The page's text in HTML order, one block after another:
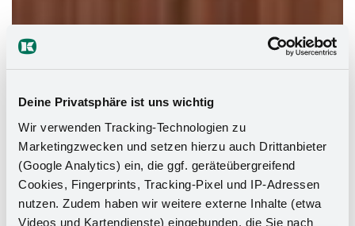
Deine Privatsphäre ist uns wichtig
Wir verwenden Tracking-Technologien zu
Marketingzwecken und setzen hierzu auch Drittanbieter
(Google Analytics) ein, die ggf. geräteübergreifend
Cookies, Fingerprints, Tracking-Pixel und IP-Adressen
nutzen. Zudem haben wir weitere externe Inhalte (etwa
Videos und Kartendienste) eingebunden, die Sie nach